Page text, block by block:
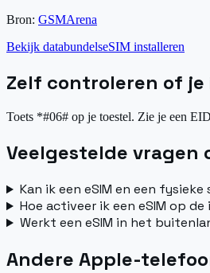
Bron: GSMArena
Bekijk databundelseSIM installeren
Zelf controleren of je
Toets *#06# op je toestel. Zie je een
Veelgestelde vragen
Kan ik een eSIM en een
Hoe activeer ik een eSIM op de
Werkt een eSIM in het
Andere Apple-